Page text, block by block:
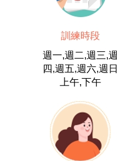
訓練時段
週一,週二,週三,週
四,週五,週六,週日
上午,下午